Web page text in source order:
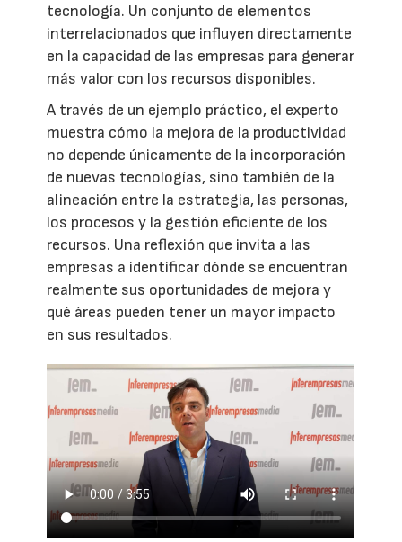
tecnología. Un conjunto de elementos
interrelacionados que influyen directamente
en la capacidad de las empresas para generar
más valor con los recursos disponibles.
A través de un ejemplo práctico, el experto
muestra cómo la mejora de la productividad
no depende únicamente de la incorporación
de nuevas tecnologías, sino también de la
alineación entre la estrategia, las personas,
los procesos y la gestión eficiente de los
recursos. Una reflexión que invita a las
empresas a identificar dónde se encuentran
realmente sus oportunidades de mejora y
qué áreas pueden tener un mayor impacto
en sus resultados.